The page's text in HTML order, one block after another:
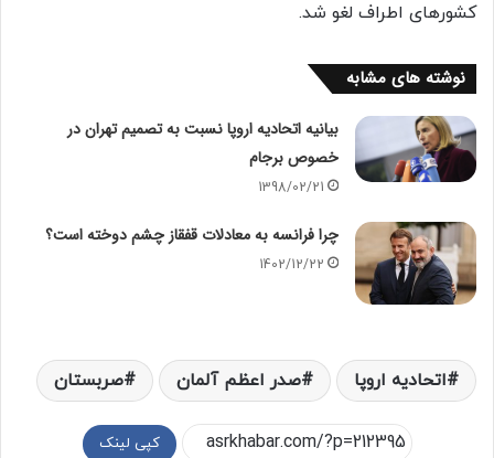
کشورهای اطراف لغو شد.
نوشته های مشابه
بیانیه اتحادیه اروپا نسبت به تصمیم تهران در
خصوص برجام
1398/02/21
چرا فرانسه به معادلات قفقاز چشم دوخته است؟
1402/12/22
اتحادیه اروپا صدر اعظم آلمان صربستان
کپی لینک